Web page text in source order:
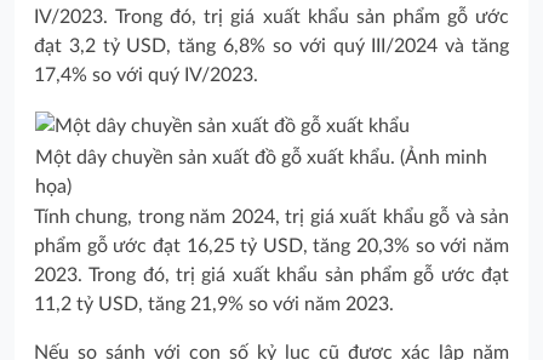
IV/2023. Trong đó, trị giá xuất khẩu sản phẩm gỗ ước
đạt 3,2 tỷ USD, tăng 6,8% so với quý III/2024 và tăng
17,4% so với quý IV/2023.
Một dây chuyền sản xuất đồ gỗ xuất khẩu. (Ảnh minh
họa)
Tính chung, trong năm 2024, trị giá xuất khẩu gỗ và sản
phẩm gỗ ước đạt 16,25 tỷ USD, tăng 20,3% so với năm
2023. Trong đó, trị giá xuất khẩu sản phẩm gỗ ước đạt
11,2 tỷ USD, tăng 21,9% so với năm 2023.
Nếu so sánh với con số kỷ lục cũ được xác lập năm